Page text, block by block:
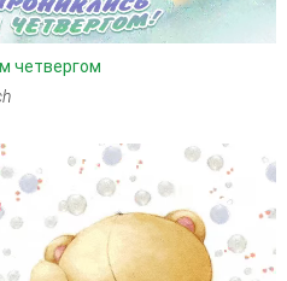
четвергом